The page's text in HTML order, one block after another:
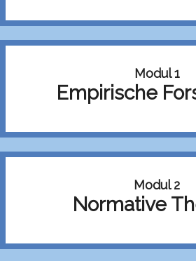
Modul 1
Empirische
Modul 2
Normative